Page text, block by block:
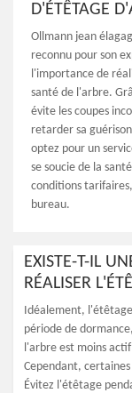
D'ÉTÊTAGE
Ollmann jean
reconnu pour son
l'importance de
santé de l'arbre.
évite les coupes
retarder sa
optez pour un
se soucie de la
conditions
bureau.
EXISTE-T-IL
RÉALISER
Idéalement,
période de
l'arbre est moins
Cependant,
Évitez l'étêtage